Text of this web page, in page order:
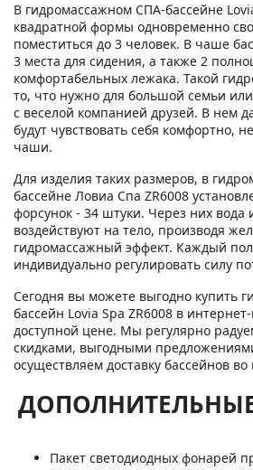
В гидромассажном СПА-бассейне
квадратной формы одновременно
поместиться до 3 человек. В чаше
3 места для сидения, а также 2
комфортабельных лежака. Такой
то, что нужно для большой семьи
с веселой компанией друзей. В нем
будут чувствовать себя комфортно,
чаши.
Для изделия таких размеров, в
бассейне Ловиа Спа ZR6008
форсунок - 34 штуки. Через них вода
воздействуют на тело, производя
гидромассажный эффект. Каждый
индивидуально регулировать силу
Сегодня вы можете выгодно купить
бассейн Lovia Spa ZR6008 в
доступной цене. Мы регулярно
скидками, выгодными
осуществляем доставку бассейнов во
Пакет светодиодных фонарей